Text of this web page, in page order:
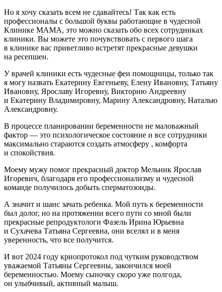
Но я хочу сказать всем не сдавайтесь! Так как есть
профессионалы с большой буквы работающие в чудесной
Клинике МАМА, это можно сказать обо всех сотрудниках
клиники. Вы можете это почувствовать с первого шага
в клинике вас приветливо встретят прекрасные девушки
на ресепшен.
У врачей клиники есть чудесные феи помощницы, только так
я могу назвать Екатерину Евгеньеву, Елену Ивановну, Татьяну
Ивановну, Ярославу Игоревну, Викторию Андреевну
и Екатерину Владимировну, Марину Александровну, Наталью
Александровну.
В процессе планировании беременности не маловажный
фактор — это психологическое состояние и все сотрудники
максимально стараются создать атмосферу , комфорта
и спокойствия.
Моему мужу помог прекрасный доктор Мельник Ярослав
Игоревич, благодаря его профессионализму и чудесной
команде получилось добыть сперматозоиды.
А значит и шанс зачать ребенка. Мой путь к беременности
был долог, но на протяжении всего пути со мной были
прекрасные репродуктологи Фазель Ирина Юрьевна
и Сухачева Татьяна Сергеевна, они вселял и в меня
уверенность, что все получится.
И вот 2024 году криопротокол под чутким руководством
уважаемой Татьяны Сергеевны, закончился моей
беременностью. Моему сыночку скоро уже полгода,
он улыбчивый, активный малыш.